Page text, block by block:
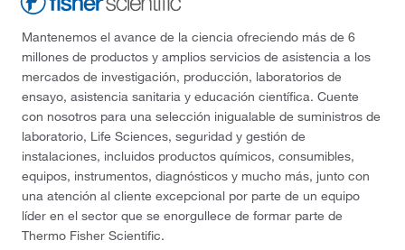
Mantenemos el avance de la ciencia ofreciendo más de 6
millones de productos y amplios servicios de asistencia a los
mercados de investigación, producción, laboratorios de
ensayo, asistencia sanitaria y educación científica. Cuente
con nosotros para una selección inigualable de suministros de
laboratorio, Life Sciences, seguridad y gestión de
instalaciones, incluidos productos químicos, consumibles,
equipos, instrumentos, diagnósticos y mucho más, junto con
una atención al cliente excepcional por parte de un equipo
líder en el sector que se enorgullece de formar parte de
Thermo Fisher Scientific.